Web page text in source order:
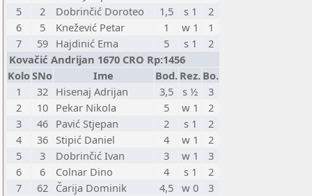
5
2 Dobrinčić Doroteo 1,5 s 1
2
6
5 Knežević Petar 1 w 1
1
7
59 Hajdinić Ema 5 s 1
2
Kovačić Andrijan 1670 CRO Rp:1456
KoloSNo Ime Bod. Rez. Bo.
1
32 Hisenaj Adrijan 3,5 s ½
3
2
10 Pekar Nikola 5 w 1
2
3
46 Pavić Stjepan 2 s 1
2
4
36 Stipić Daniel 4 w 1
2
5
3 Dobrinčić Ivan 3 w 1
3
6
6 Colnar Dino 4 s 1
2
7
62 Čarija Dominik 4,5 w 0
3